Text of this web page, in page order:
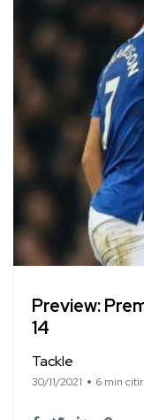
Preview:
14
Tackle
30/11/2021 6 min